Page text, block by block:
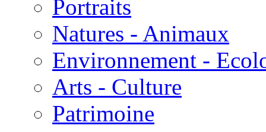
Portraits
Natures - Animaux
Environnement -
Arts - Culture
Patrimoine